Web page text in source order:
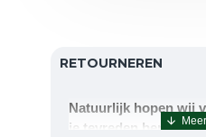
RETOURNEREN
Natuurlijk hopen wij
je tevreden bent met